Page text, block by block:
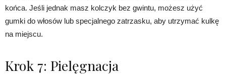
końca. Jeśli jednak masz kolczyk bez gwintu, możesz użyć
gumki do włosów lub specjalnego zatrzasku, aby utrzymać kulkę
na miejscu.
Krok 7: Pielęgnacja